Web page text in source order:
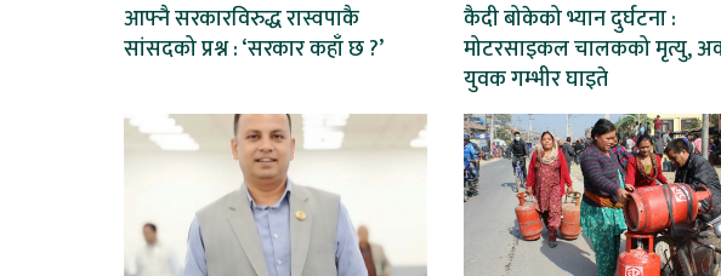
आफ्नै सरकारविरुद्ध रास्वपाकै
सांसदको प्रश्न : ‘सरकार कहाँ छ ?’
कैदी बोकेको भ्यान दुर्घटना :
मोटरसाइकल चालकको मृत्यु,
युवक गम्भीर घाइते